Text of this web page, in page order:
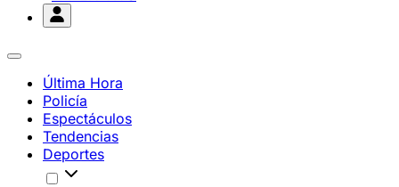
Última Hora
Policía
Espectáculos
Tendencias
Deportes